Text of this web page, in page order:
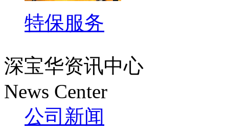
特保服务
深宝华资讯中心
News Center
公司新闻